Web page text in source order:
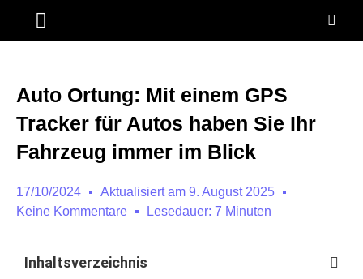
Auto Ortung: Mit einem GPS
Tracker für Autos haben Sie Ihr
Fahrzeug immer im Blick
17/10/2024
Aktualisiert am 9. August 2025
Keine Kommentare
Lesedauer: 7 Minuten
Inhaltsverzeichnis